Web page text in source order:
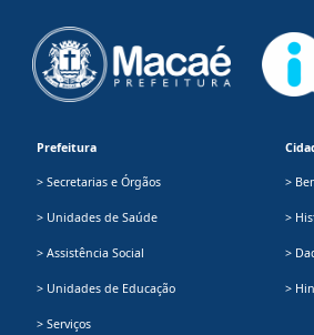
Prefeitura
> Secretarias e Órgãos
> Unidades de Saúde
> Assistência Social
> Unidades de Educação
> Serviços
>
>
>
>